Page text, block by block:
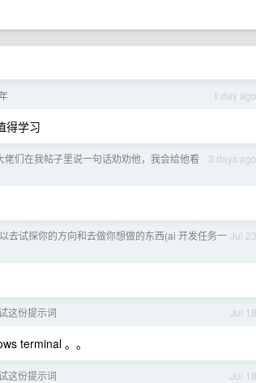
1 day ago
得学习
3 days ago
们在我帖子里说一句话劝劝他，我会给他看
Jul 23
去试探你的方向和去做你想做的东西(ai 开发任务一
Jul 18
这份提示词
terminal 。。
Jul 18
这份提示词